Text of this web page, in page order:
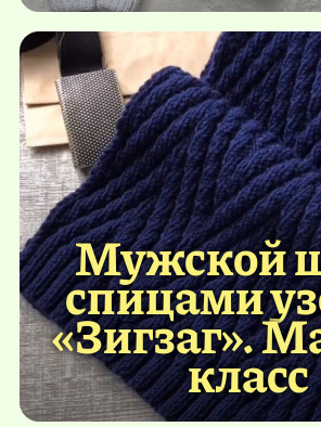
Мужской
спицами
«Зигзаг».
класс